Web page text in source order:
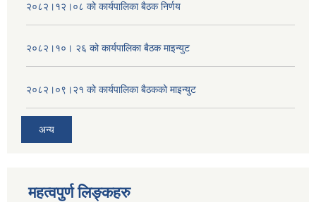
२०८२।१२।०८ को कार्यपालिका बैठक निर्णय
२०८२।१०। २६ को कार्यपालिका बैठक माइन्युट
२०८२।०९।२१ को कार्यपालिका बैठकको माइन्युट
अन्य
महत्वपुर्ण लिङ्कहरु